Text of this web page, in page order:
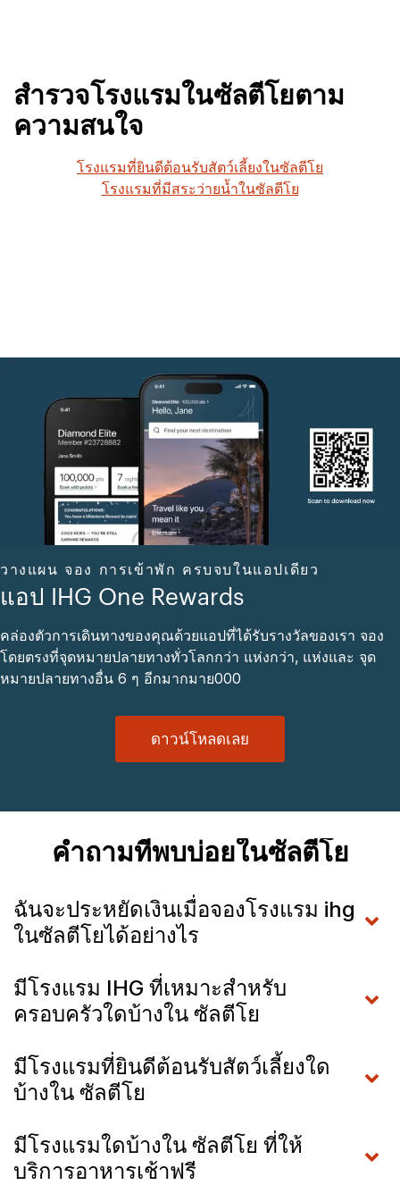
สำรวจโรงแรมในซัลตีโยตาม
ความสนใจ
โรงแรมที่ยินดีต้อนรับสัตว์เลี้ยงในซัลตีโย
โรงแรมที่มีสระว่ายน้ำในซัลตีโย
วางแผน จอง การเข้าพัก ครบจบในแอปเดียว
แอป IHG One Rewards
คล่องตัวการเดินทางของคุณด้วยแอปที่ได้รับรางวัลของเรา จอง
โดยตรงที่จุดหมายปลายทางทั่วโลกกว่า แห่งกว่า, แห่งและ จุด
หมายปลายทางอื่น 6 ๆ อีกมากมาย000
ดาวน์โหลดเลย
คำถามที่พบบ่อยในซัลตีโย
ฉันจะประหยัดเงินเมื่อจองโรงแรม ihg
ในซัลตีโยได้อย่างไร
มีโรงแรม IHG ที่เหมาะสำหรับ
ครอบครัวใดบ้างใน ซัลตีโย
มีโรงแรมที่ยินดีต้อนรับสัตว์เลี้ยงใด
บ้างใน ซัลตีโย
มีโรงแรมใดบ้างใน ซัลตีโย ที่ให้
บริการอาหารเช้าฟรี